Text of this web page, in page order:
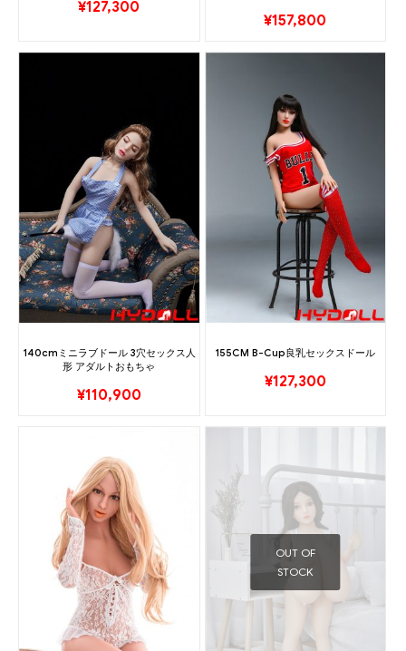
¥127,300
¥157,800
140cmミニラブドール 3穴セックス人
形 アダルトおもちゃ
¥110,900
155CM B-Cup良乳セックスドール
¥127,300
OUT OF
STOCK